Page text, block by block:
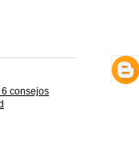
6 consejos